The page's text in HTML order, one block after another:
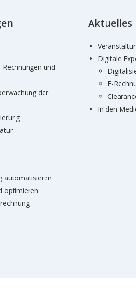
und
der
automatisieren
optimieren
Aktuelles
Digitale
E-
In den